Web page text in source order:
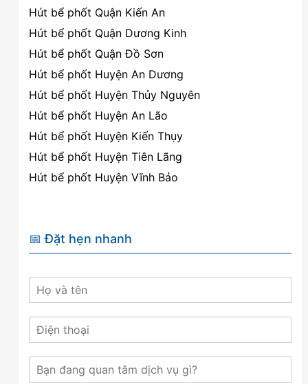
Hút bể phốt Quận Kiến An
Hút bể phốt Quận Dương Kinh
Hút bể phốt Quận Đồ Sơn
Hút bể phốt Huyện An Dương
Hút bể phốt Huyện Thủy Nguyên
Hút bể phốt Huyện An Lão
Hút bể phốt Huyện Kiến Thụy
Hút bể phốt Huyện Tiên Lãng
Hút bể phốt Huyện Vĩnh Bảo
📅 Đặt hẹn nhanh